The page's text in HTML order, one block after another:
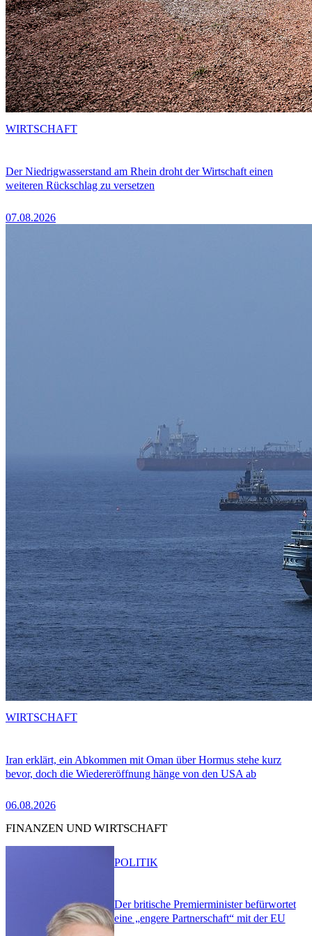
Der Niedrigwasserstand am Rhein droht der Wirtschaft einen
weiteren Rückschlag zu versetzen
07.08.2026
WIRTSCHAFT
Iran erklärt, ein Abkommen mit Oman über Hormus stehe kurz
bevor, doch die Wiedereröffnung hänge von den USA ab
06.08.2026
WIRTSCHAFT
FINANZEN UND WIRTSCHAFT
Der britische Premierminister befürwortet
eine „engere Partnerschaft“ mit der EU
POLITIK